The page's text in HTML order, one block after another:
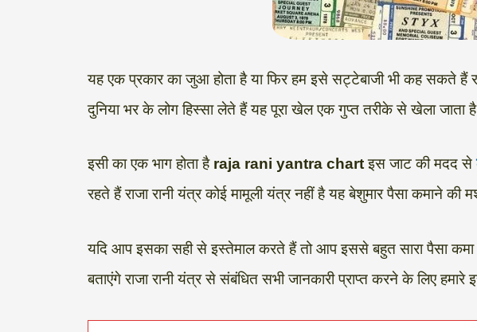
यह एक प्रकार का जुआ होता है या फिर हम इसे सट्टेबाजी भी कह सकते हैं
दुनिया भर के लोग हिस्सा लेते हैं यह पूरा खेल एक गुप्त तरीके से खेला जाता
इसी का एक भाग होता है raja rani yantra chartइस जाट की मदद से
रहते हैं राजा रानी यंत्र कोई मामूली यंत्र नहीं है यह बेशुमार पैसा कमाने की
यदि आप इसका सही से इस्तेमाल करते हैं तो आप इससे बहुत सारा पैसा
बताएंगे राजा रानी यंत्र से संबंधित सभी जानकारी प्राप्त करने के लिए हमारे